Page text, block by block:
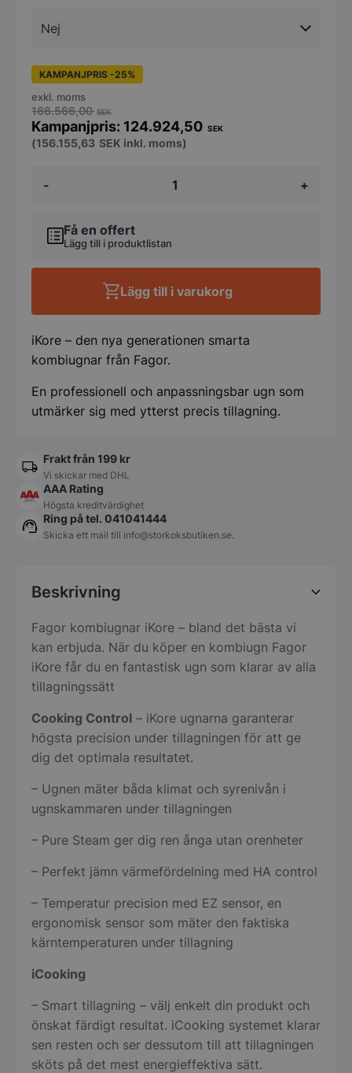
-
iKore
10x
mängd
+
KAMPANJPRIS -25%
166.566,00SEK
124.924,50 SEK
exkl. moms
(156.155,63 SEK inkl. moms)
Få en offert
Lägg till i produktlistan
Lägg till i varukorg
iKore – den nya generationen smarta
kombiugnar från Fagor.
En professionell och anpassningsbar ugn som
utmärker sig med ytterst precis tillagning.
Frakt från 199 kr
Vi skickar med DHL
AAA Rating
Högsta kreditvärdighet
Ring på tel. 041041444
Skicka ett mail till info@storkoksbutiken.se.
Beskrivning
Fagor kombiugnar iKore – bland det bästa vi
kan erbjuda. När du köper en kombiugn Fagor
iKore får du en fantastisk ugn som klarar av alla
tillagningssätt
Cooking Control – iKore ugnarna garanterar
högsta precision under tillagningen för att ge
dig det optimala resultatet.
– Ugnen mäter båda klimat och syrenivån i
ugnskammaren under tillagningen
– Pure Steam ger dig ren ånga utan orenheter
– Perfekt jämn värmefördelning med HA control
– Temperatur precision med EZ sensor, en
ergonomisk sensor som mäter den faktiska
kärntemperaturen under tillagning
iCooking
– Smart tillagning – välj enkelt din produkt och
önskat färdigt resultat. iCooking systemet klarar
sen resten och ser dessutom till att tillagningen
sköts på det mest energieffektiva sätt.